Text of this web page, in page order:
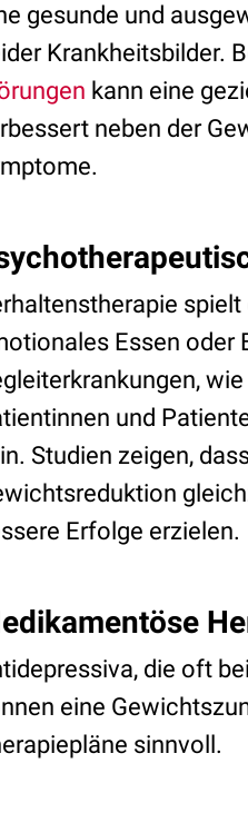
gesunde und
Krankheitsbilder.
kann eine
neben der
Essen oder
und
Studien zeigen,
Erfolge erzielen.
die oft
eine
sinnvoll.